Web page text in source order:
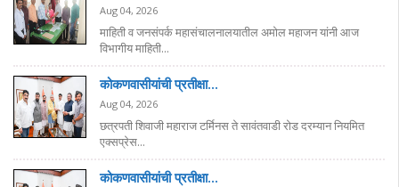
Aug 04, 2026
माहिती व जनसंपर्क महासंचालनालयातील अमोल महाजन यांनी आज
विभागीय माहिती...
कोकणवासीयांची प्रतीक्षा...
Aug 04, 2026
छत्रपती शिवाजी महाराज टर्मिनस ते सावंतवाडी रोड दरम्यान नियमित
एक्सप्रेस...
कोकणवासीयांची प्रतीक्षा...